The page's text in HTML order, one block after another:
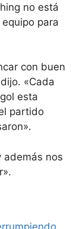
no está
para
con buen
«Cada
esta
partido
además nos